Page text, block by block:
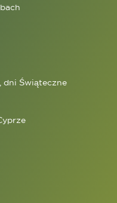
dni Świąteczne